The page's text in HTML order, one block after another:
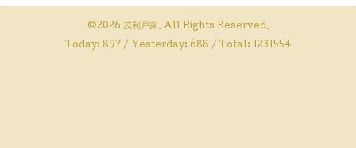
©2026 茂利戸家. All Rights Reserved.
Today: 897 / Yesterday: 688 / Total: 1231554